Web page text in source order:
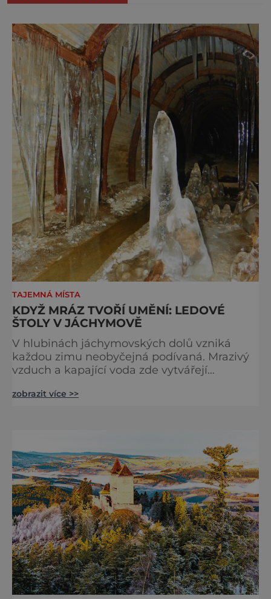
TAJEMNÁ MÍSTA
KDYŽ MRÁZ TVOŘÍ UMĚNÍ: LEDOVÉ
ŠTOLY V JÁCHYMOVĚ
V hlubinách jáchymovských dolů vzniká
každou zimu neobyčejná podívaná. Mrazivý
vzduch a kapající voda zde vytvářejí
křišťálové sochy. Toto jedinečné „ledové
zobrazit více >>